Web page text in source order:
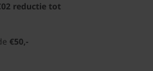
reductie tot
€50,-